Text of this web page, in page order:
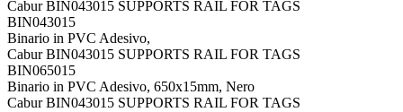
Cabur BIN043015 SUPPORTS RAIL FOR TAGS
BIN043015
Binario in PVC Adesivo,
Cabur BIN043015 SUPPORTS RAIL FOR TAGS
BIN065015
Binario in PVC Adesivo, 650x15mm, Nero
Cabur BIN043015 SUPPORTS RAIL FOR TAGS